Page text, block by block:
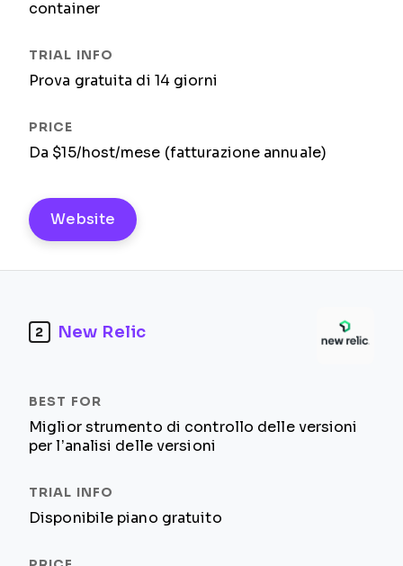
container
Prova gratuita di 14 giorni
Da $15/host/mese (fatturazione annuale)
Website
2 New Relic
Miglior strumento di controllo delle versioni
per l’analisi delle versioni
Disponibile piano gratuito